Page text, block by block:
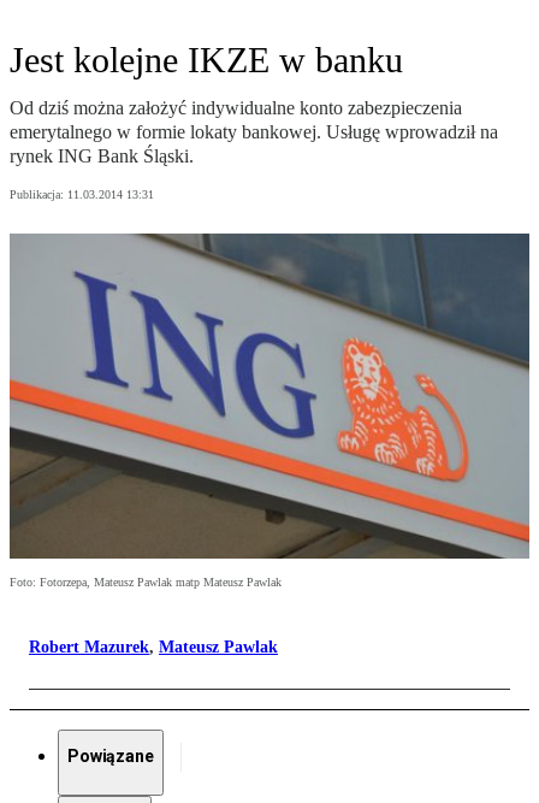
Jest kolejne IKZE w banku
Od dziś można założyć indywidualne konto zabezpieczenia
emerytalnego w formie lokaty bankowej. Usługę wprowadził na
rynek ING Bank Śląski.
Publikacja: 11.03.2014 13:31
Foto: Fotorzepa, Mateusz Pawlak matp Mateusz Pawlak
Robert Mazurek, Mateusz Pawlak
Powiązane